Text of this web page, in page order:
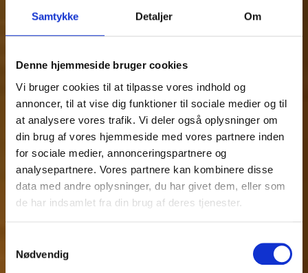
Samtykke Detaljer Om
Denne hjemmeside bruger cookies
Vi bruger cookies til at tilpasse vores indhold og
annoncer, til at vise dig funktioner til sociale medier og til
at analysere vores trafik. Vi deler også oplysninger om
din brug af vores hjemmeside med vores partnere inden
for sociale medier, annonceringspartnere og
analysepartnere. Vores partnere kan kombinere disse
data med andre oplysninger, du har givet dem, eller som
de har indsamlet fra din brug af deres tjenester.
Nødvendig